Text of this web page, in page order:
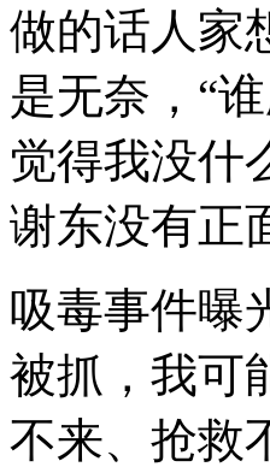
做的话人家
是无奈，“
觉得我没什
谢东没有正
吸毒事件曝
被抓，我可
不来、抢救